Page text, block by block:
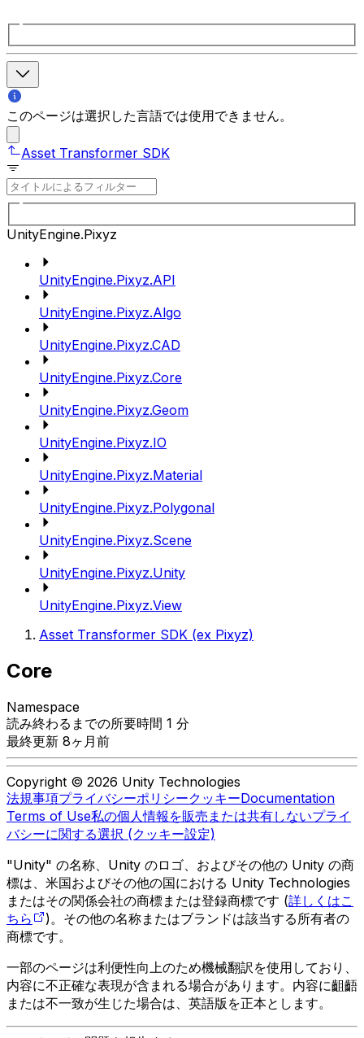
このページは選択した言語では使用できません。
Asset Transformer SDK
UnityEngine.Pixyz
UnityEngine.Pixyz.API
UnityEngine.Pixyz.Algo
UnityEngine.Pixyz.CAD
UnityEngine.Pixyz.Core
UnityEngine.Pixyz.Geom
UnityEngine.Pixyz.IO
UnityEngine.Pixyz.Material
UnityEngine.Pixyz.Polygonal
UnityEngine.Pixyz.Scene
UnityEngine.Pixyz.Unity
UnityEngine.Pixyz.View
Asset Transformer SDK (ex Pixyz)
Core
Namespace
読み終わるまでの所要時間 1 分
最終更新 8ヶ月前
Copyright © 2026 Unity Technologies
法規事項プライバシーポリシークッキーDocumentation
Terms of Use私の個人情報を販売または共有しないプライ
バシーに関する選択 (クッキー設定)
"Unity" の名称、Unity のロゴ、およびその他の Unity の商
標は、米国およびその他の国における Unity Technologies
またはその関係会社の商標または登録商標です (詳しくはこ
ちら
)。その他の名称またはブランドは該当する所有者の
商標です。
一部のページは利便性向上のため機械翻訳を使用しており、
内容に不正確な表現が含まれる場合があります。内容に齟齬
または不一致が生じた場合は、英語版を正本とします。